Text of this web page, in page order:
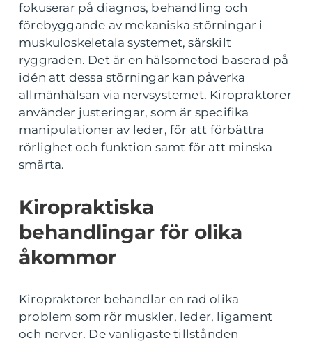
fokuserar på diagnos, behandling och
förebyggande av mekaniska störningar i
muskuloskeletala systemet, särskilt
ryggraden. Det är en hälsometod baserad på
idén att dessa störningar kan påverka
allmänhälsan via nervsystemet. Kiropraktorer
använder justeringar, som är specifika
manipulationer av leder, för att förbättra
rörlighet och funktion samt för att minska
smärta.
Kiropraktiska
behandlingar för olika
åkommor
Kiropraktorer behandlar en rad olika
problem som rör muskler, leder, ligament
och nerver. De vanligaste tillstånden